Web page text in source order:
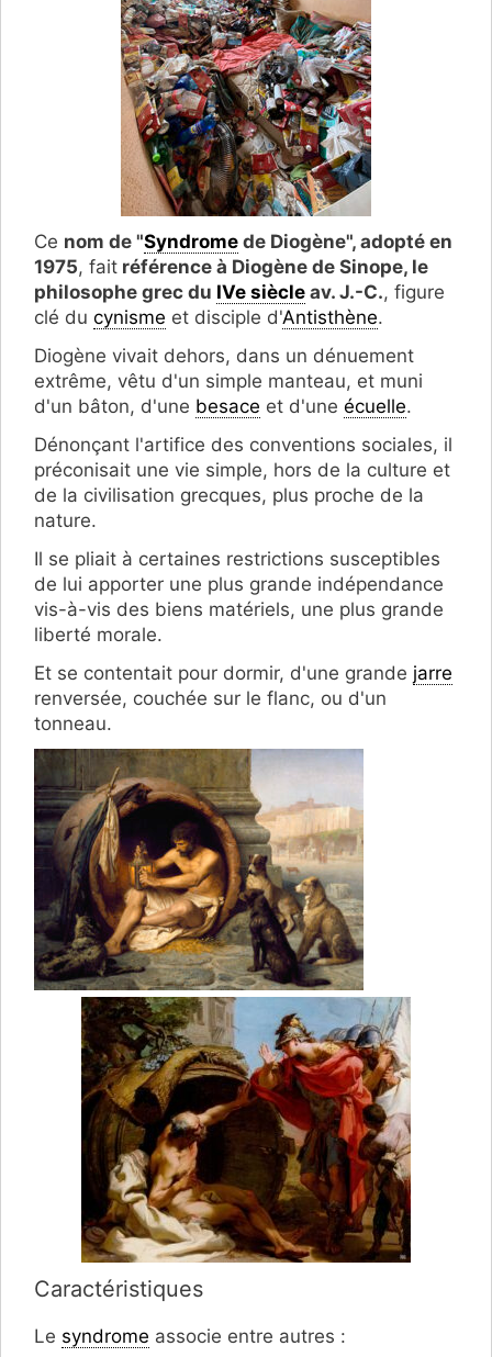
Ce nom de "Syndrome de Diogène", adopté en
1975, fait référence à Diogène de Sinope, le
philosophe grec du IVe siècle av. J.-C., figure
clé du cynisme et disciple d'Antisthène.
Diogène vivait dehors, dans un dénuement
extrême, vêtu d'un simple manteau, et muni
d'un bâton, d'une besace et d'une écuelle.
Dénonçant l'artifice des conventions sociales, il
préconisait une vie simple, hors de la culture et
de la civilisation grecques, plus proche de la
nature.
Il se pliait à certaines restrictions susceptibles
de lui apporter une plus grande indépendance
vis-à-vis des biens matériels, une plus grande
liberté morale.
Et se contentait pour dormir, d'une grande jarre
renversée, couchée sur le flanc, ou d'un
tonneau.
Caractéristiques
Le syndrome associe entre autres :